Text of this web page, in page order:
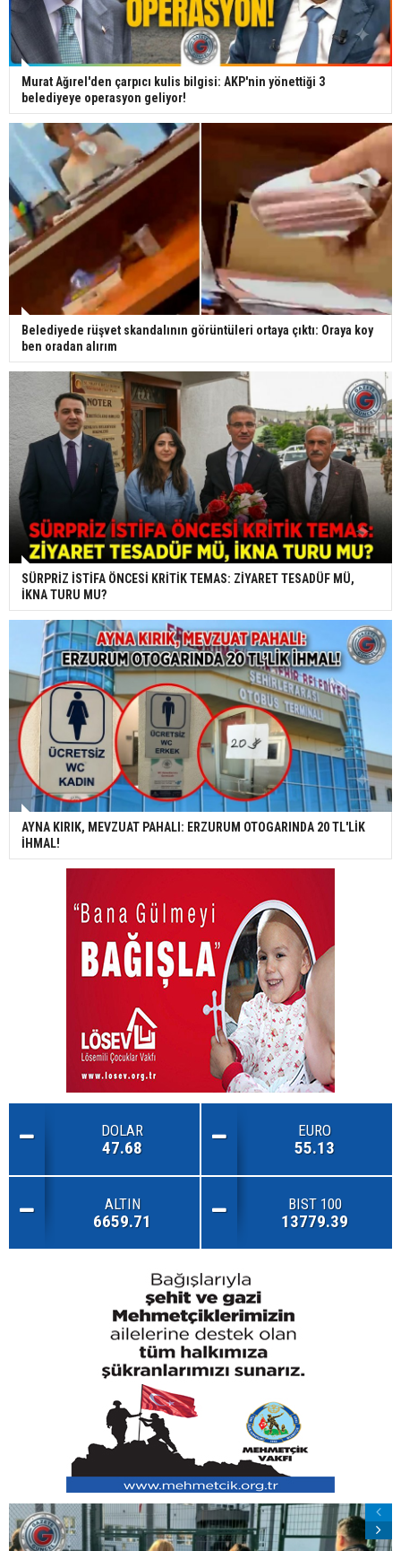
Murat Ağırel'den çarpıcı kulis bilgisi: AKP'nin yönettiği 3
belediyeye operasyon geliyor!
Belediyede rüşvet skandalının görüntüleri ortaya çıktı: Oraya koy
ben oradan alırım
SÜRPRİZ İSTİFA ÖNCESİ KRİTİK TEMAS: ZİYARET TESADÜF MÜ,
İKNA TURU MU?
AYNA KIRIK, MEVZUAT PAHALI: ERZURUM OTOGARINDA 20 TL'LİK
İHMAL!
DOLAR
47.68
EURO
55.13
ALTIN
6659.71
BIST 100
13779.39